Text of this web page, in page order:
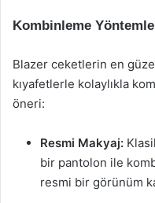
Kombinleme
Blazer ceketlerin en
kıyafetlerle kolaylıkla
öneri:
Resmi Makyaj:
bir pantolon ile
resmi bir görünüm